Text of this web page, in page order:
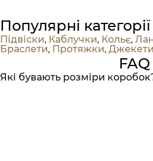
Популярні категорії
Підвіски, Каблучки, Кольє,
Браслети, Протяжки, Джекети
FAQ
Які бувають розміри